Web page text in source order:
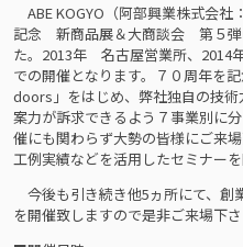
ABE KOGYO（阿部興業株式会社
記念 新商品展＆大商談会 第５弾
た。2013年 名古屋営業所、2014
での開催となります。７０周年を
doors」をはじめ、弊社独自の技
案力が訴求できるよう７事業別に
催にも関わらず大勢の皆様にご来
工例実績などを活用したセミナー
今後も引き続き他5ヵ所にて、
を開催致しますので是非ご来場下さ